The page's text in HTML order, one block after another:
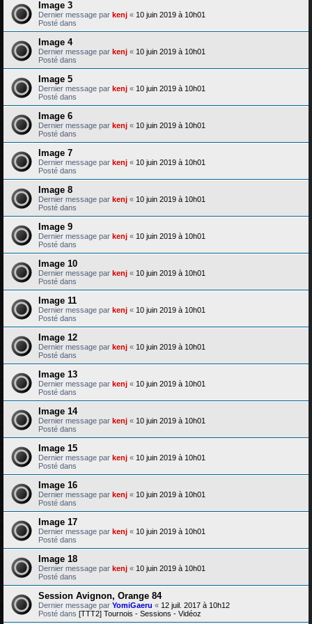
Image 3
Dernier message par kenj « 10 juin 2019 à 10h01
Posté dans
Image 4
Dernier message par kenj « 10 juin 2019 à 10h01
Posté dans
Image 5
Dernier message par kenj « 10 juin 2019 à 10h01
Posté dans
Image 6
Dernier message par kenj « 10 juin 2019 à 10h01
Posté dans
Image 7
Dernier message par kenj « 10 juin 2019 à 10h01
Posté dans
Image 8
Dernier message par kenj « 10 juin 2019 à 10h01
Posté dans
Image 9
Dernier message par kenj « 10 juin 2019 à 10h01
Posté dans
Image 10
Dernier message par kenj « 10 juin 2019 à 10h01
Posté dans
Image 11
Dernier message par kenj « 10 juin 2019 à 10h01
Posté dans
Image 12
Dernier message par kenj « 10 juin 2019 à 10h01
Posté dans
Image 13
Dernier message par kenj « 10 juin 2019 à 10h01
Posté dans
Image 14
Dernier message par kenj « 10 juin 2019 à 10h01
Posté dans
Image 15
Dernier message par kenj « 10 juin 2019 à 10h01
Posté dans
Image 16
Dernier message par kenj « 10 juin 2019 à 10h01
Posté dans
Image 17
Dernier message par kenj « 10 juin 2019 à 10h01
Posté dans
Image 18
Dernier message par kenj « 10 juin 2019 à 10h01
Posté dans
Session Avignon, Orange 84
Dernier message par YomiGaeru « 12 juil. 2017 à 10h12
Posté dans [TTT2] Tournois - Sessions - Vidéoz